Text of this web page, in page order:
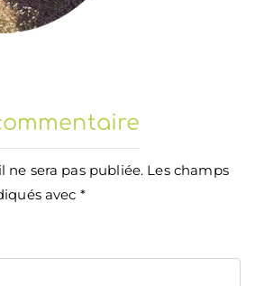
ne sera pas publiée. Les champs
avec *